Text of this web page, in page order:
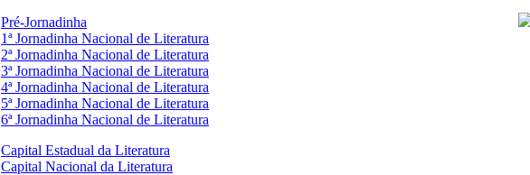
Pré-Jornadinha
1ª Jornadinha Nacional de Literatura
2ª Jornadinha Nacional de Literatura
3ª Jornadinha Nacional de Literatura
4ª Jornadinha Nacional de Literatura
5ª Jornadinha Nacional de Literatura
6ª Jornadinha Nacional de Literatura
Capital Estadual da Literatura
Capital Nacional da Literatura